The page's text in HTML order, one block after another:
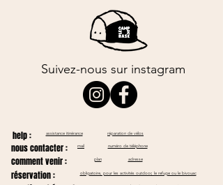
Suivez-nous sur instagram
help : réparation de vélos
assistance itinérance
nous contacter : mail numéro de téléphone
adresse
plan
comment venir :
réservation :
obligatoire, pour les activités outdoor, le refuge ou le bivouac